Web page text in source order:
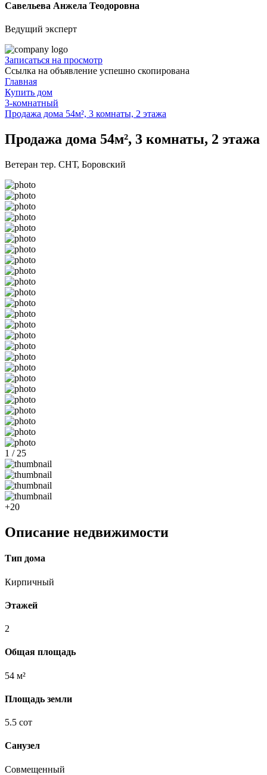
Савельева Анжела Теодоровна
Ведущий эксперт
Записаться на просмотр
Ссылка на объявление успешно скопирована
Главная
Купить дом
3-комнатный
Продажа дома 54м², 3 комнаты, 2 этажа
Продажа дома 54м², 3 комнаты, 2 этажа
Ветеран тер. СНТ, Боровский
1 / 25
+20
Описание недвижимости
Тип дома
Кирпичный
Этажей
2
Общая площадь
54 м²
Площадь земли
5.5 сот
Санузел
Совмещенный